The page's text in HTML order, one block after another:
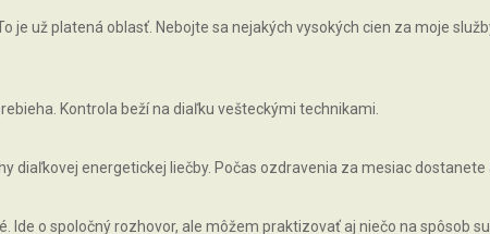
už platená oblasť. Nebojte sa nejakých vysokých cien za moje
Kontrola beží na diaľku vešteckými technikami.
diaľkovej energetickej liečby. Počas ozdravenia za mesiac dostanete
o spoločný rozhovor, ale môžem praktizovať aj niečo na spôsob